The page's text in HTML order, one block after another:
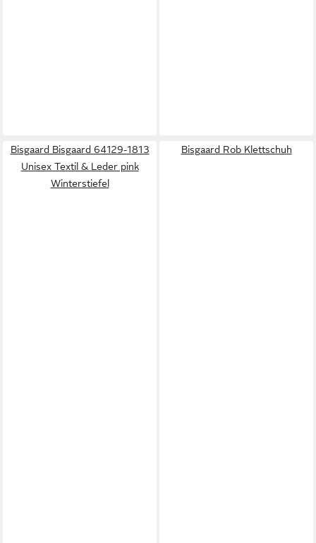
Bisgaard Bisgaard 64129-1813
Unisex Textil & Leder pink
Winterstiefel
Bisgaard Rob Klettschuh